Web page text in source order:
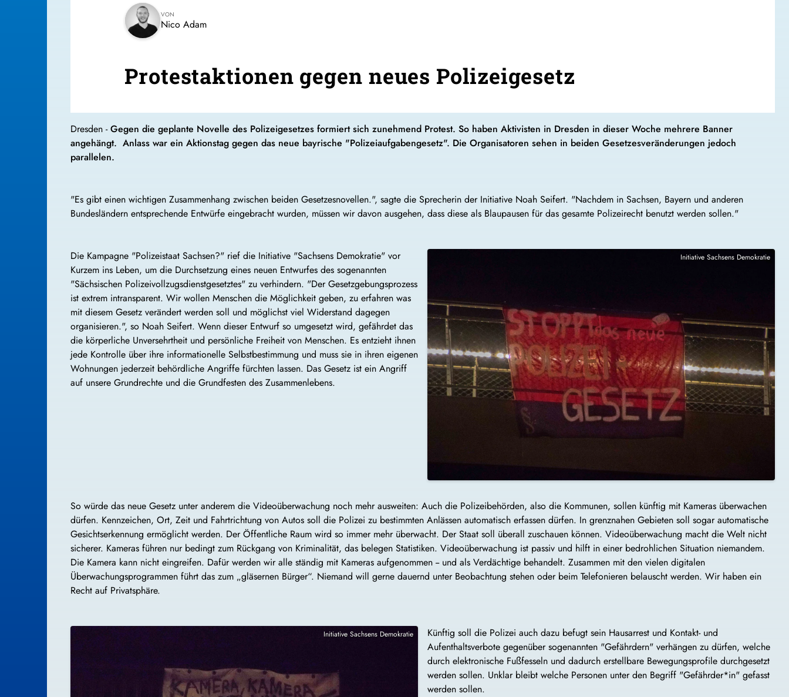
VON
Nico Adam
Protestaktionen gegen neues Polizeigesetz
Dresden -Gegen die geplante Novelle des Polizeigesetzes formiert sich zunehmend Protest. So haben Aktivisten in Dresden in dieser Woche mehrere Banner
angehängt. Anlass war ein Aktionstag gegen das neue bayrische "Polizeiaufgabengesetz". Die Organisatoren sehen in beiden Gesetzesveränderungen jedoch
parallelen.
"Es gibt einen wichtigen Zusammenhang zwischen beiden Gesetzesnovellen.", sagte die Sprecherin der Initiative Noah Seifert. "Nachdem in Sachsen, Bayern und anderen
Bundesländern entsprechende Entwürfe eingebracht wurden, müssen wir davon ausgehen, dass diese als Blaupausen für das gesamte Polizeirecht benutzt werden sollen."
Die Kampagne "Polizeistaat Sachsen?" rief die Initiative "Sachsens Demokratie" vor
Kurzem ins Leben, um die Durchsetzung eines neuen Entwurfes des sogenannten
"Sächsischen Polizeivollzugsdienstgesetztes" zu verhindern. "Der Gesetzgebungsprozess
ist extrem intransparent. Wir wollen Menschen die Möglichkeit geben, zu erfahren was
mit diesem Gesetz verändert werden soll und möglichst viel Widerstand dagegen
organisieren.", so Noah Seifert. Wenn dieser Entwurf so umgesetzt wird, gefährdet das
die körperliche Unversehrtheit und persönliche Freiheit von Menschen. Es entzieht ihnen
jede Kontrolle über ihre informationelle Selbstbestimmung und muss sie in ihren eigenen
Wohnungen jederzeit behördliche Angriffe fürchten lassen. Das Gesetz ist ein Angriff
auf unsere Grundrechte und die Grundfesten des Zusammenlebens.
Initiative Sachsens Demokratie
So würde das neue Gesetz unter anderem die Videoüberwachung noch mehr ausweiten: Auch die Polizeibehörden, also die Kommunen, sollen künftig mit Kameras überwachen
dürfen. Kennzeichen, Ort, Zeit und Fahrtrichtung von Autos soll die Polizei zu bestimmten Anlässen automatisch erfassen dürfen. In grenznahen Gebieten soll sogar automatische
Gesichtserkennung ermöglicht werden. Der Öffentliche Raum wird so immer mehr überwacht. Der Staat soll überall zuschauen können. Videoüberwachung macht die Welt nicht
sicherer. Kameras führen nur bedingt zum Rückgang von Kriminalität, das belegen Statistiken. Videoüberwachung ist passiv und hilft in einer bedrohlichen Situation niemandem.
Die Kamera kann nicht eingreifen. Dafür werden wir alle ständig mit Kameras aufgenommen -- und als Verdächtige behandelt. Zusammen mit den vielen digitalen
Überwachungsprogrammen führt das zum „gläsernen Bürger“. Niemand will gerne dauernd unter Beobachtung stehen oder beim Telefonieren belauscht werden. Wir haben ein
Recht auf Privatsphäre.
Initiative Sachsens Demokratie
Künftig soll die Polizei auch dazu befugt sein Hausarrest und Kontakt- und
Aufenthaltsverbote gegenüber sogenannten "Gefährdern" verhängen zu dürfen, welche
durch elektronische Fußfesseln und dadurch erstellbare Bewegungsprofile durchgesetzt
werden sollen. Unklar bleibt welche Personen unter den Begriff "Gefährder*in" gefasst
werden sollen.